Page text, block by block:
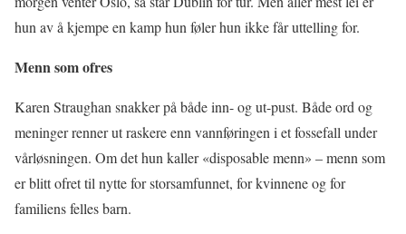
hun av å kjempe en kamp hun føler hun ikke får uttelling for.
Menn som ofres
Karen Straughan snakker på både inn- og ut-pust. Både ord og
meninger renner ut raskere enn vannføringen i et fossefall under
vårløsningen. Om det hun kaller «disposable menn» – menn som
er blitt ofret til nytte for storsamfunnet, for kvinnene og for
familiens felles barn.